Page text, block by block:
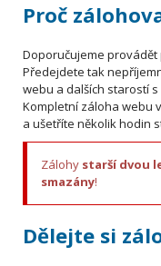
Proč
Doporučujeme
Předejdete tak
webu a dalších starostí
Kompletní záloha webu
a ušetříte několik hodin
Zálohy starší dvou
smazány!
Dělejte si